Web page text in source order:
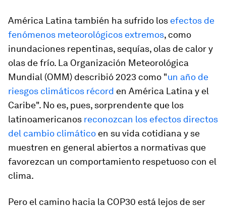
América Latina también ha sufrido los efectos de
fenómenos meteorológicos extremos, como
inundaciones repentinas, sequías, olas de calor y
olas de frío. La Organización Meteorológica
Mundial (OMM) describió 2023 como "un año de
riesgos climáticos récord en América Latina y el
Caribe". No es, pues, sorprendente que los
latinoamericanos reconozcan los efectos directos
del cambio climático en su vida cotidiana y se
muestren en general abiertos a normativas que
favorezcan un comportamiento respetuoso con el
clima.
Pero el camino hacia la COP30 está lejos de ser